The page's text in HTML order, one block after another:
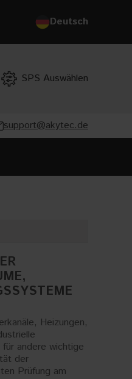
Deutsch
SPS Auswählen
support@akytec.de
Heizungen,
andere wichtige
der
Prüfung am